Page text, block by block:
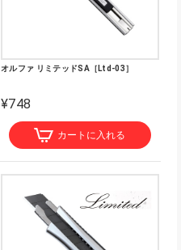
オルファ リミテッドSA［Ltd-03］
¥748
カートに入れる